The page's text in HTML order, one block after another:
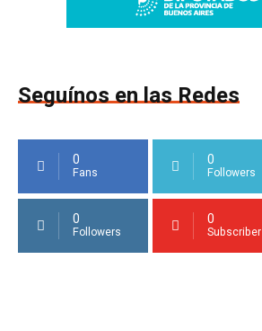
Seguínos en las Redes
0
Fans
0
Followers
0
Followers
0
Subscriber